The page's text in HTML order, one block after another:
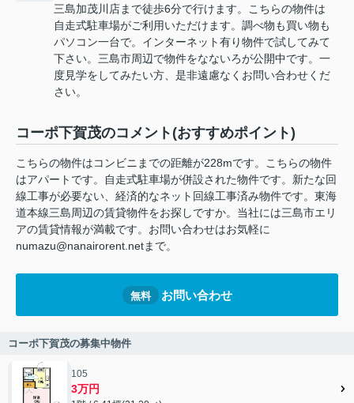
三島加茂川店まで徒歩6分で行けます。こちらの物件は
自走式駐車場がご利用いただけます。調べ物も買い物も
パソコン一台で。インターネット有り物件で試してみて
下さい。三島市周辺で物件をなないろが公開中です。一
度見学をしてみたい方、是非遠慮なくお問い合わせくだ
さい。
コーポ下賀茂のコメント(おすすめポイント)
こちらの物件はコンビニまでの距離が228mです。こちらの物件
はアパートです。自走式駐車場が併設された物件です。新たな回
線工事が必要ない、経済的なネット回線工事済み物件です。東海
道本線三島周辺の賃貸物件をお探しですか。当社には三島市エリ
アの賃貸情報が満載です。お問い合わせはお気軽に
numazu@nanairorent.netまで。
無料 お問い合わせ
コーポ下賀茂の募集中物件
105
3万円